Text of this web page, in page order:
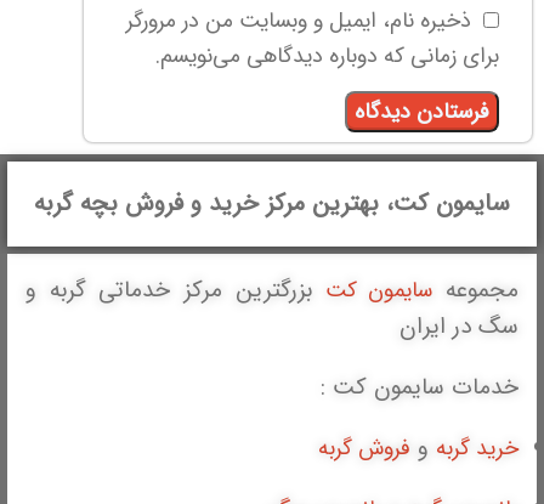
ذخیره نام، ایمیل و وبسایت من در مرورگر
برای زمانی که دوباره دیدگاهی می‌نویسم.
سایمون کت، بهترین مرکز خرید و فروش بچه گربه
مجموعه سایمون کت بزرگترین مرکز خدماتی گربه و
سگ در ایران
خدمات سایمون کت :
خرید گربه و فروش گربه